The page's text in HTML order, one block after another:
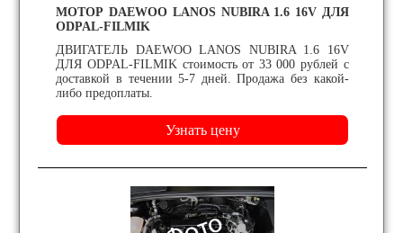
МОТОР DAEWOO LANOS NUBIRA 1.6 16V ДЛЯ
ODPAL-FILMIK
ДВИГАТЕЛЬ DAEWOO LANOS NUBIRA 1.6 16V
ДЛЯ ODPAL-FILMIK стоимость от 33 000 рублей с
доставкой в течении 5-7 дней. Продажа без какой-
либо предоплаты.